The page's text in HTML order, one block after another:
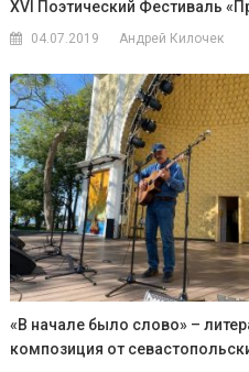
ХVI Поэтический Фестиваль
04.07.2019 Андрей Килочек
«В начале было слово» –
композиция от